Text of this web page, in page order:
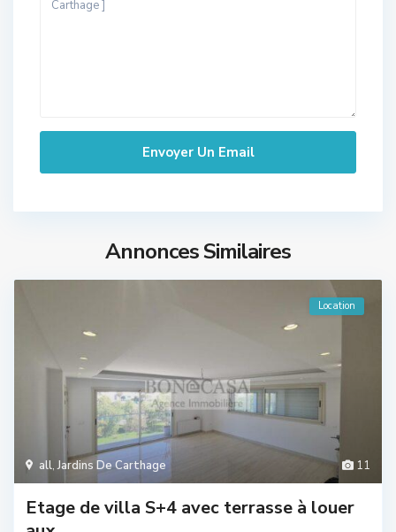
Annonces Similaires
11
all,Jardins De Carthage
Location
Etage de villa S+4 avec terrasse à louer